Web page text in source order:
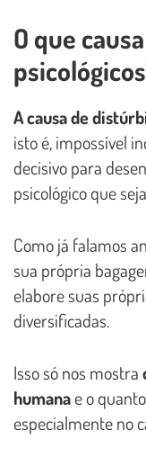
O que
A causa de
isto é, impossível
decisivo para
psicológico que
Como já falamos
sua própria
elabore suas
diversificadas.
Isso só nos mostra
humanae o
especialmente no